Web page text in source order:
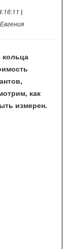
|
Евгения
кольца
как
измерен.